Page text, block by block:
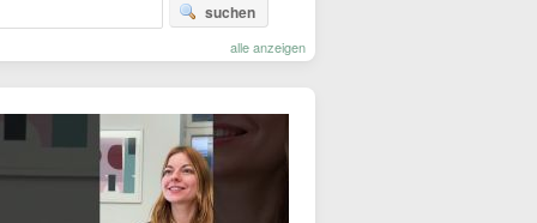
suchen
alle anzeigen